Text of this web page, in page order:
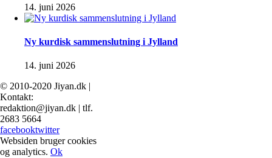
14. juni 2026
Ny kurdisk sammenslutning i Jylland
14. juni 2026
© 2010-2020 Jiyan.dk |
Kontakt:
redaktion@jiyan.dk | tlf.
2683 5664
facebooktwitter
Websiden bruger cookies
og analytics. Ok